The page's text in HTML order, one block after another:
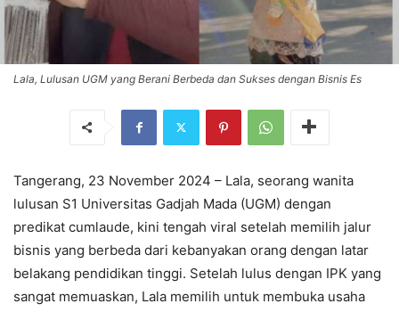
Lala, Lulusan UGM yang Berani Berbeda dan Sukses dengan Bisnis Es
Tangerang, 23 November 2024 – Lala, seorang wanita
lulusan S1 Universitas Gadjah Mada (UGM) dengan
predikat cumlaude, kini tengah viral setelah memilih jalur
bisnis yang berbeda dari kebanyakan orang dengan latar
belakang pendidikan tinggi. Setelah lulus dengan IPK yang
sangat memuaskan, Lala memilih untuk membuka usaha